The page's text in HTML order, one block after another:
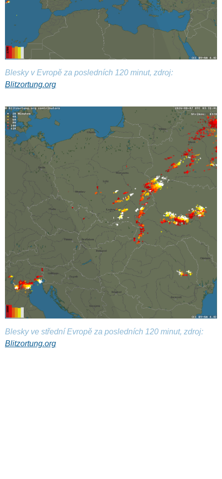
Blesky v Evropě za posledních 120 minut, zdroj:
Blitzortung.org
Blesky ve střední Evropě za posledních 120 minut, zdroj:
Blitzortung.org